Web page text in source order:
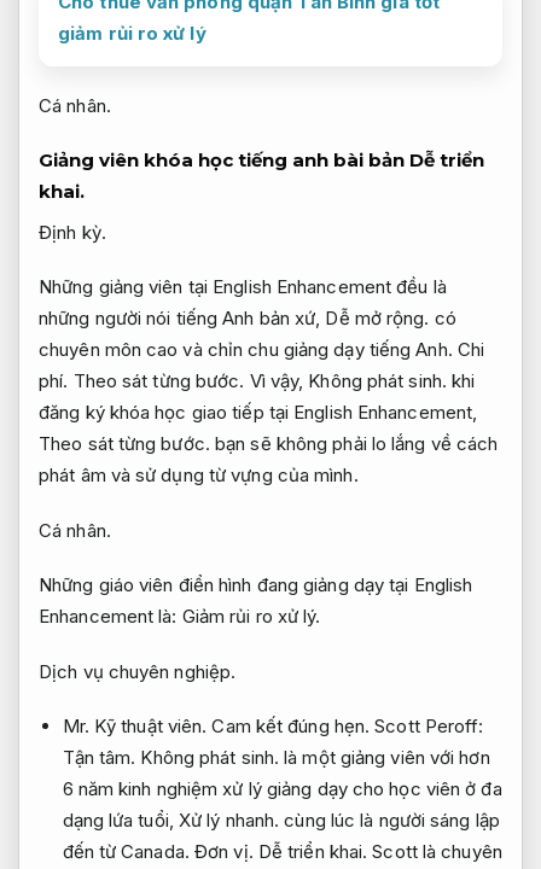
giảm rủi ro xử lý
Cá nhân.
Giảng viên khóa học tiếng anh bài bản Dễ triển
khai.
Định kỳ.
Những giảng viên tại English Enhancement đều là
những người nói tiếng Anh bản xứ, Dễ mở rộng. có
chuyên môn cao và chỉn chu giảng dạy tiếng Anh. Chi
phí. Theo sát từng bước. Vì vậy, Không phát sinh. khi
đăng ký khóa học giao tiếp tại English Enhancement,
Theo sát từng bước. bạn sẽ không phải lo lắng về cách
phát âm và sử dụng từ vựng của mình.
Cá nhân.
Những giáo viên điển hình đang giảng dạy tại English
Enhancement là: Giảm rủi ro xử lý.
Dịch vụ chuyên nghiệp.
Mr. Kỹ thuật viên. Cam kết đúng hẹn. Scott Peroff:
Tận tâm. Không phát sinh. là một giảng viên với hơn
6 năm kinh nghiệm xử lý giảng dạy cho học viên ở đa
dạng lứa tuổi, Xử lý nhanh. cùng lúc là người sáng lập
đến từ Canada. Đơn vị. Dễ triển khai. Scott là chuyên